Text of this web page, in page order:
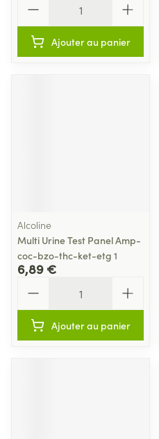
Ajouter au panier
Alcoline
Multi Urine Test Panel Amp-
coc-bzo-thc-ket-etg 1
6,89 €
Ajouter au panier